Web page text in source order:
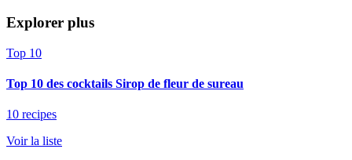
Explorer plus
Top 10
Top 10 des cocktails Sirop de fleur de sureau
10 recipes
Voir la liste